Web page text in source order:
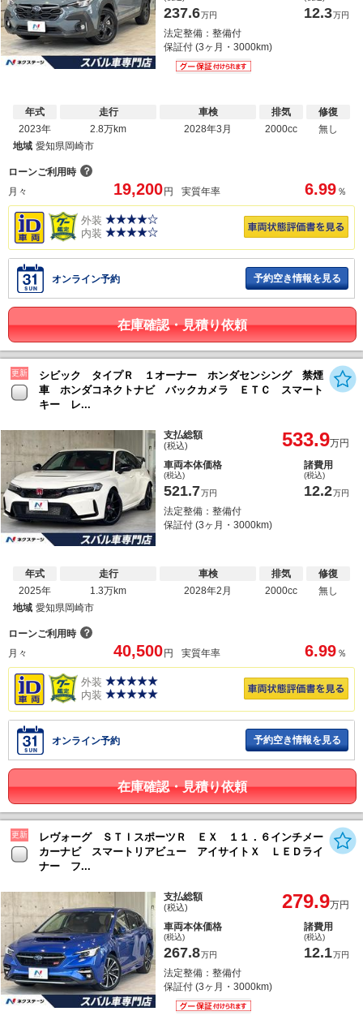
237.6万円 12.3万円
法定整備：整備付
保証付 (3ヶ月・3000km)
年式
2023年
走行
2.8万km
車検
2028年3月
排気
2000cc
修復
無し
地域 愛知県岡崎市
ローンご利用時 ？
月々
19,200円 実質年率 6.99 ％
外装
内装
オンライン予約 予約空き情報を見る
在庫確認・見積り依頼
更新
シビック タイプＲ １オーナー ホンダセンシング 禁煙
車 ホンダコネクトナビ バックカメラ ＥＴＣ スマート
キー レ...
支払総額
(税込) 533.9万円
車両本体価格
(税込)
521.7万円
諸費用
(税込)
12.2万円
法定整備：整備付
保証付 (3ヶ月・3000km)
年式
2025年
走行
1.3万km
車検
2028年2月
排気
2000cc
修復
無し
地域 愛知県岡崎市
ローンご利用時 ？
月々
40,500円 実質年率 6.99 ％
外装
内装
オンライン予約 予約空き情報を見る
在庫確認・見積り依頼
更新
レヴォーグ ＳＴＩスポーツＲ ＥＸ １１．６インチメー
カーナビ スマートリアビュー アイサイトＸ ＬＥＤライ
ナー フ...
支払総額
(税込) 279.9万円
車両本体価格
(税込)
267.8万円
諸費用
(税込)
12.1万円
法定整備：整備付
保証付 (3ヶ月・3000km)